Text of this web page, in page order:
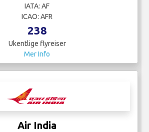
IATA: AF
ICAO: AFR
238
Ukentlige flyreiser
Mer Info
Air India